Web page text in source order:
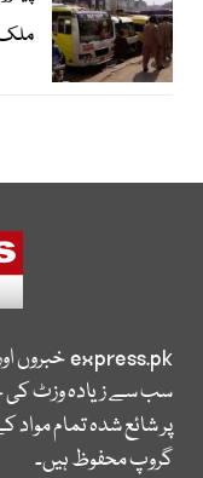
ملک
express.pkخبروں
سب سے زیادہ وزٹ کی
پر شائع شدہ تمام
گروپ محفوظ ہیں۔